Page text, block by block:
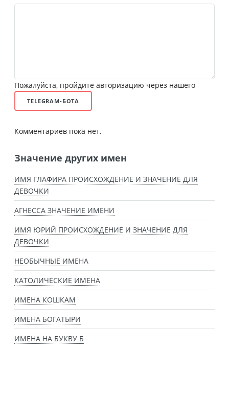
Пожалуйста, пройдите авторизацию через нашего
TELEGRAM-БОТА
Комментариев пока нет.
Значение других имен
ИМЯ ГЛАФИРА ПРОИСХОЖДЕНИЕ И ЗНАЧЕНИЕ ДЛЯ
ДЕВОЧКИ
АГНЕССА ЗНАЧЕНИЕ ИМЕНИ
ИМЯ ЮРИЙ ПРОИСХОЖДЕНИЕ И ЗНАЧЕНИЕ ДЛЯ
ДЕВОЧКИ
НЕОБЫЧНЫЕ ИМЕНА
КАТОЛИЧЕСКИЕ ИМЕНА
ИМЕНА КОШКАМ
ИМЕНА БОГАТЫРИ
ИМЕНА НА БУКВУ Б